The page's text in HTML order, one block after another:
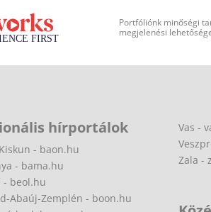
Portfóliónk minőségi
megjelenési
hírportálok
- baon.hu
- bama.hu
- beol.hu
Abaúj-Zemplén - boon.hu
Vas -
Zala -